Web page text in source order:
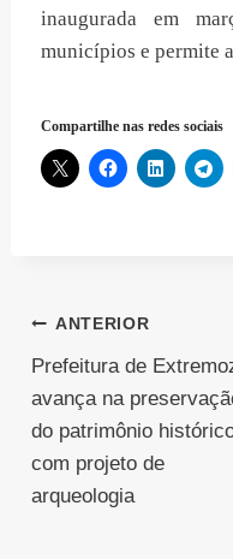
inaugurada em
municípios e permite
Compartilhe nas redes sociais
Navegação
de
Post
ANTERIOR
Prefeitura de
avança na
do patrimônio
com projeto de
arqueologia